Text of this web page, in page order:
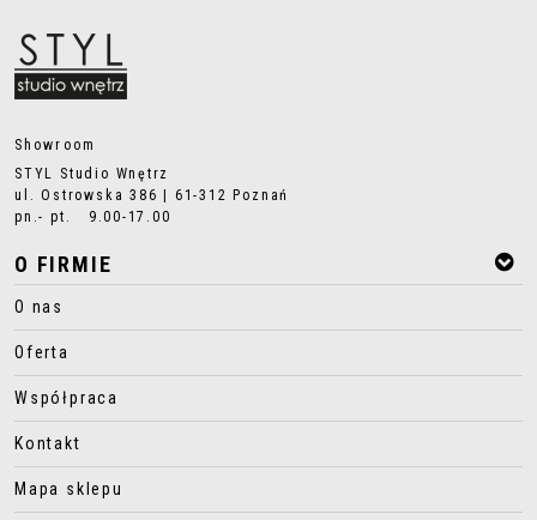
Showroom
STYL Studio Wnętrz
ul. Ostrowska 386 | 61-312 Poznań
pn.- pt. 9.00-17.00
O FIRMIE
O nas
Oferta
Współpraca
Kontakt
Mapa sklepu